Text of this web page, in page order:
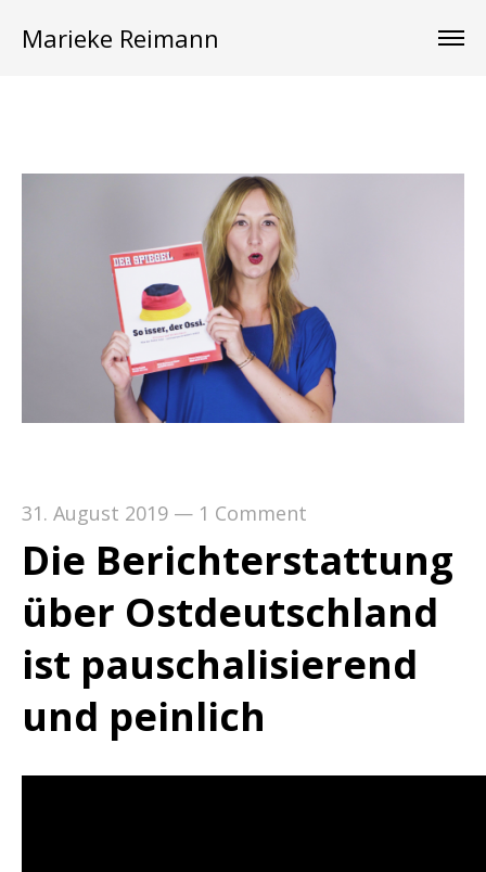
Marieke Reimann
31. August 2019— 1 Comment
Die Berichterstattung
über Ostdeutschland
ist pauschalisierend
und peinlich